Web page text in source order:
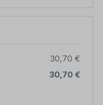
30,70 €
30,70 €